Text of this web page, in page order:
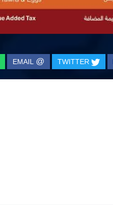
TWITTER
@
EMAIL